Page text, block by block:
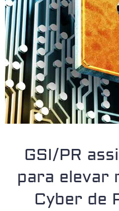
GSI/PR
para elevar
Cyber de